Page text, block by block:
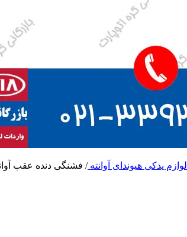
لوازم یدکی هیوندای آوانته/ فشنگی دنده عقب